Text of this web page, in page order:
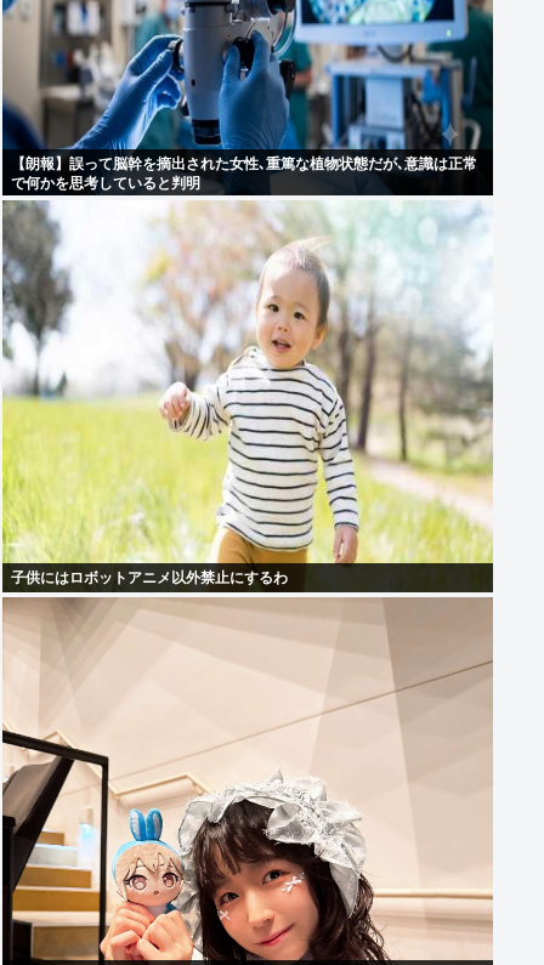
【朗報】誤って脳幹を摘出された女性､重篤な植物状態だが､意識は正常
で何かを思考していると判明
子供にはロボットアニメ以外禁止にするわ